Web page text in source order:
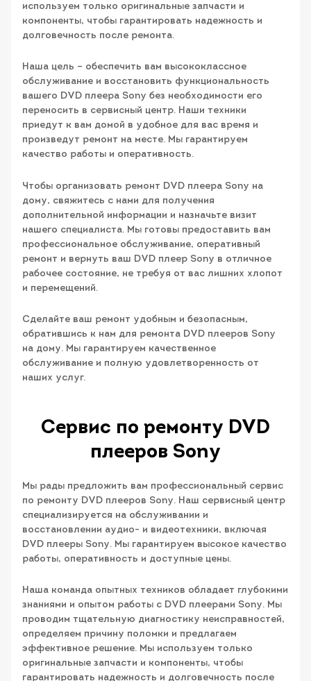
используем только оригинальные запчасти и
компоненты, чтобы гарантировать надежность и
долговечность после ремонта.
Наша цель – обеспечить вам высококлассное
обслуживание и восстановить функциональность
вашего DVD плеера Sony без необходимости его
переносить в сервисный центр. Наши техники
приедут к вам домой в удобное для вас время и
произведут ремонт на месте. Мы гарантируем
качество работы и оперативность.
Чтобы организовать ремонт DVD плеера Sony на
дому, свяжитесь с нами для получения
дополнительной информации и назначьте визит
нашего специалиста. Мы готовы предоставить вам
профессиональное обслуживание, оперативный
ремонт и вернуть ваш DVD плеер Sony в отличное
рабочее состояние, не требуя от вас лишних хлопот
и перемещений.
Сделайте ваш ремонт удобным и безопасным,
обратившись к нам для ремонта DVD плееров Sony
на дому. Мы гарантируем качественное
обслуживание и полную удовлетворенность от
наших услуг.
Сервис по ремонту DVD
плееров Sony
Мы рады предложить вам профессиональный сервис
по ремонту DVD плееров Sony. Наш сервисный центр
специализируется на обслуживании и
восстановлении аудио- и видеотехники, включая
DVD плееры Sony. Мы гарантируем высокое качество
работы, оперативность и доступные цены.
Наша команда опытных техников обладает глубокими
знаниями и опытом работы с DVD плеерами Sony. Мы
проводим тщательную диагностику неисправностей,
определяем причину поломки и предлагаем
эффективное решение. Мы используем только
оригинальные запчасти и компоненты, чтобы
гарантировать надежность и долговечность после